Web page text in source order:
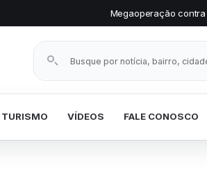
Megaoperação contra facção prende
Buscar notícias
TURISMO VÍDEOS FALE CONOSCO